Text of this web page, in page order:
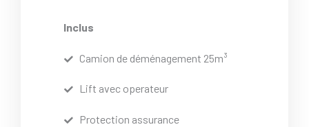
Inclus
Camion de déménagement 25m³
Lift avec operateur
Protection assurance